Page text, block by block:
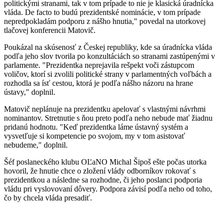
politickými stranami, tak v tom prípade to nie je klasická úradnícka
vláda. De facto to budú prezidentské nominácie, v tom prípade
nepredpokladám podporu z nášho hnutia," povedal na utorkovej
tlačovej konferencii Matovič.
Poukázal na skúsenosť z Českej republiky, kde sa úradnícka vláda
podľa jeho slov tvorila po konzultáciách so stranami zastúpenými v
parlamente. "Prezidentka neprejavila rešpekt voči zástupcom
voličov, ktorí si zvolili politické strany v parlamentných voľbách a
rozhodla sa ísť cestou, ktorá je podľa nášho názoru na hrane
ústavy," doplnil.
Matovič neplánuje na prezidentku apelovať s vlastnými návrhmi
nominantov. Stretnutie s ňou preto podľa neho nebude mať žiadnu
pridanú hodnotu. "Keď prezidentka láme ústavný systém a
vysvetľuje si kompetencie po svojom, my v tom asistovať
nebudeme," doplnil.
Šéf poslaneckého klubu OĽaNO Michal Šipoš ešte počas utorka
hovoril, že hnutie chce o zložení vlády odborníkov rokovať s
prezidentkou a následne sa rozhodne, či jeho poslanci podporia
vládu pri vyslovovaní dôvery. Podpora závisí podľa neho od toho,
čo by chcela vláda presadiť.